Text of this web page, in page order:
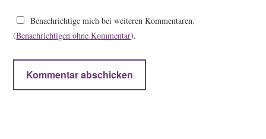
Benachrichtige mich bei weiteren Kommentaren.
(Benachrichtigen ohne Kommentar).